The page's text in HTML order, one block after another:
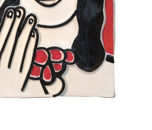
stages
Publics
MÉCÈNES
operazioni
sostenere